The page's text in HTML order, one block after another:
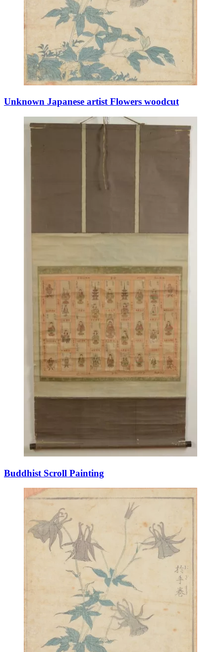
Unknown Japanese artist Flowers woodcut
Buddhist Scroll Painting